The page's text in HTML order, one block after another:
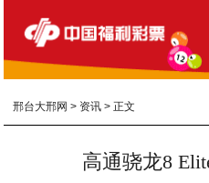
邢台大邢网 > 资讯 > 正文
高通骁龙8